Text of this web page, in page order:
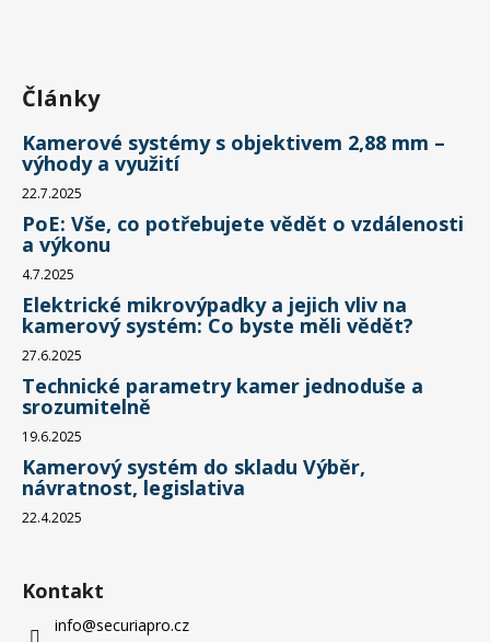
Články
Kamerové systémy s objektivem 2,88 mm –
výhody a využití
22.7.2025
PoE: Vše, co potřebujete vědět o vzdálenosti
a výkonu
4.7.2025
Elektrické mikrovýpadky a jejich vliv na
kamerový systém: Co byste měli vědět?
27.6.2025
Technické parametry kamer jednoduše a
srozumitelně
19.6.2025
Kamerový systém do skladu Výběr,
návratnost, legislativa
22.4.2025
Kontakt
info@securiapro.cz